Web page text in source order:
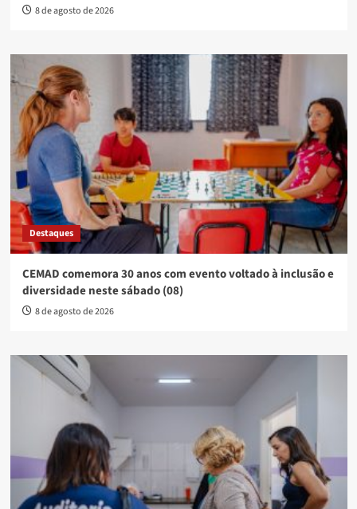
8 de agosto de 2026
Destaques
CEMAD comemora 30 anos com evento voltado à inclusão e
diversidade neste sábado (08)
8 de agosto de 2026